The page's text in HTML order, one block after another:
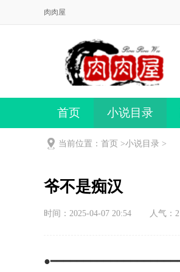
肉肉屋
首页 小说目录
当前位置：首页 >小说目录 >
爷不是痴汉
时间：2025-04-07 20:54 人气： 2